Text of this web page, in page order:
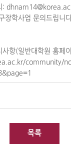
:
장학사업 문의드립니
사항(일반대학원 홈
community/
목록